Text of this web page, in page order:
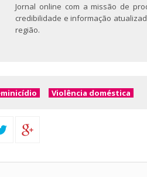
Jornal online com a missão de
credibilidade e informação
região.
Violência doméstica